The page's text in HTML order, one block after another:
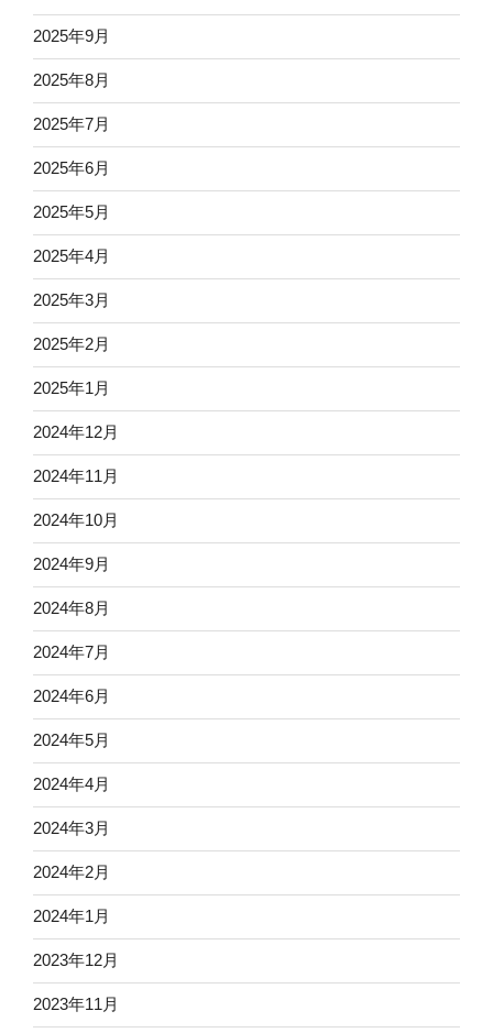
2025年9月
2025年8月
2025年7月
2025年6月
2025年5月
2025年4月
2025年3月
2025年2月
2025年1月
2024年12月
2024年11月
2024年10月
2024年9月
2024年8月
2024年7月
2024年6月
2024年5月
2024年4月
2024年3月
2024年2月
2024年1月
2023年12月
2023年11月